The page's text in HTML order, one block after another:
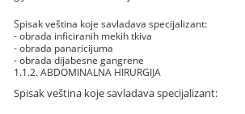
Spisak veština koje savladava specijalizant:
- obrada inficiranih mekih tkiva
- obrada panaricijuma
- obrada dijabesne gangrene
1.1.2. ABDOMINALNA HIRURGIJA
Spisak veština koje savladava specijalizant: